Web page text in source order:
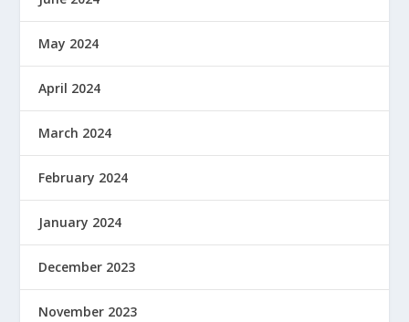
May 2024
April 2024
March 2024
February 2024
January 2024
December 2023
November 2023